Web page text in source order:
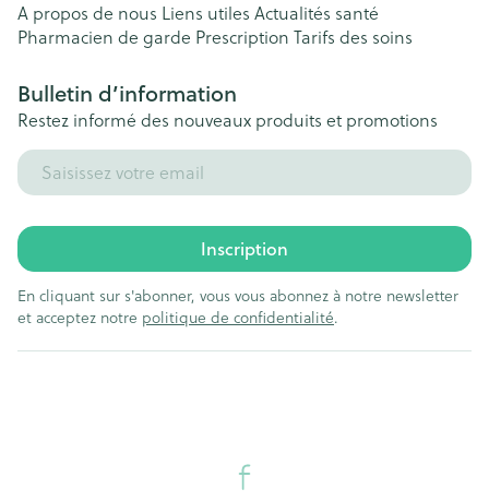
A propos de nous Liens utiles Actualités santé
Pharmacien de garde Prescription Tarifs des soins
Bulletin d’information
Restez informé des nouveaux produits et promotions
Adresse mail
Inscription
En cliquant sur s'abonner, vous vous abonnez à notre newsletter
et acceptez notre politique de confidentialité.